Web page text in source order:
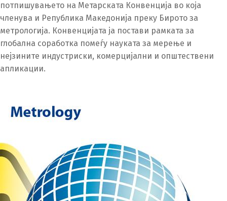
потпишувањето на Метарската Конвенција во која
членува и Република Македонија преку Бирото за
метрологија. Конвенцијата ја постави рамката за
глобална соработка помеѓу науката за мерење и
нејзините индустриски, комерцијални и општествени
апликации.